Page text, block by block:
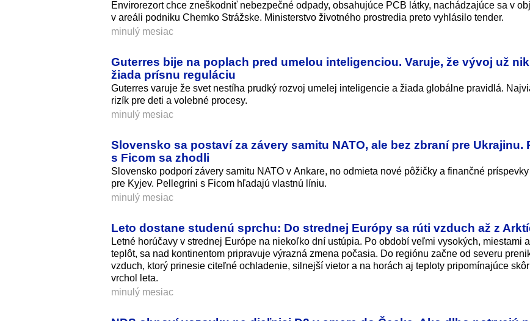
Envirorezort chce zneškodniť nebezpečné odpady, obsahujúce PCB látky, nachádzajúce sa v
v areáli podniku Chemko Strážske. Ministerstvo životného prostredia preto vyhlásilo tender.
minulý mesiac
Guterres bije na poplach pred umelou inteligenciou. Varuje, že vývoj už
žiada prísnu reguláciu
Guterres varuje že svet nestíha prudký rozvoj umelej inteligencie a žiada globálne pravidlá.
rizík pre deti a volebné procesy.
minulý mesiac
Slovensko sa postaví za závery samitu NATO, ale bez zbraní pre Ukrajinu.
s Ficom sa zhodli
Slovensko podporí závery samitu NATO v Ankare, no odmieta nové pôžičky a finančné
pre Kyjev. Pellegrini s Ficom hľadajú vlastnú líniu.
minulý mesiac
Leto dostane studenú sprchu: Do strednej Európy sa rúti vzduch až z
Letné horúčavy v strednej Európe na niekoľko dní ustúpia. Po období veľmi vysokých, miestami
teplôt, sa nad kontinentom pripravuje výrazná zmena počasia. Do regiónu začne od severu
vzduch, ktorý prinesie citeľné ochladenie, silnejší vietor a na horách aj teploty pripomínajúce
vrchol leta.
minulý mesiac